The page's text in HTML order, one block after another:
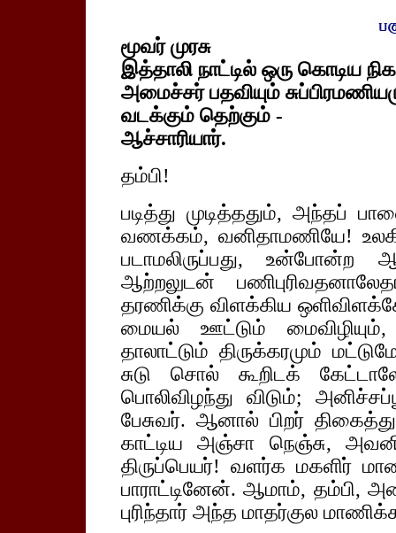
மூவர் முரசு
இத்தாலி நாட்டில் ஒரு கொடிய
அமைச்சர் பதவியும்
வடக்கும் தெற்கும் -
ஆச்சாரியார்.
தம்பி!
படித்து முடித்ததும், அந்தப்
வணக்கம், வனிதாமணியே!
படாமலிருப்பது,
ஆற்றலுடன்
தரணிக்கு விளக்கிய
மையல் ஊட்டும் மைவிழியும்,
தாலாட்டும் திருக்கரமும்
சுடு சொல் கூறிடக்
பொலிவிழந்து விடும்;
பேசுவர். ஆனால் பிறர்
காட்டிய அஞ்சா நெஞ்சு,
திருப்பெயர்! வளர்க மகளிர்
பாராட்டினேன். ஆமாம், தம்பி,
புரிந்தார் அந்த மாதர்குல